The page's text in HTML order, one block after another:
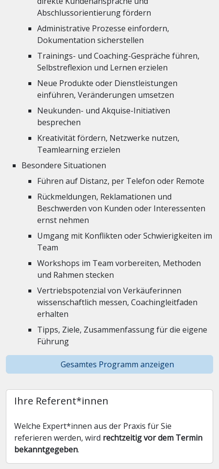
Abschlussorientierung fördern
Administrative Prozesse einfordern,
Dokumentation sicherstellen
Trainings- und Coaching-Gespräche führen,
Selbstreflexion und Lernen erzielen
Neue Produkte oder Dienstleistungen
einführen, Veränderungen umsetzen
Neukunden- und Akquise-Initiativen
besprechen
Kreativität fördern, Netzwerke nutzen,
Teamlearning erzielen
Besondere Situationen
Führen auf Distanz, per Telefon oder Remote
Rückmeldungen, Reklamationen und
Beschwerden von Kunden oder Interessenten
ernst nehmen
Umgang mit Konflikten oder Schwierigkeiten im
Team
Workshops im Team vorbereiten, Methoden
und Rahmen stecken
Vertriebspotenzial von Verkäuferinnen
wissenschaftlich messen, Coachingleitfaden
erhalten
Tipps, Ziele, Zusammenfassung für die eigene
Führung
Gesamtes Programm anzeigen
Ihre Referent*innen
Welche Expert*innen aus der Praxis für Sie
referieren werden, wird rechtzeitig vor dem Termin
bekanntgegeben.